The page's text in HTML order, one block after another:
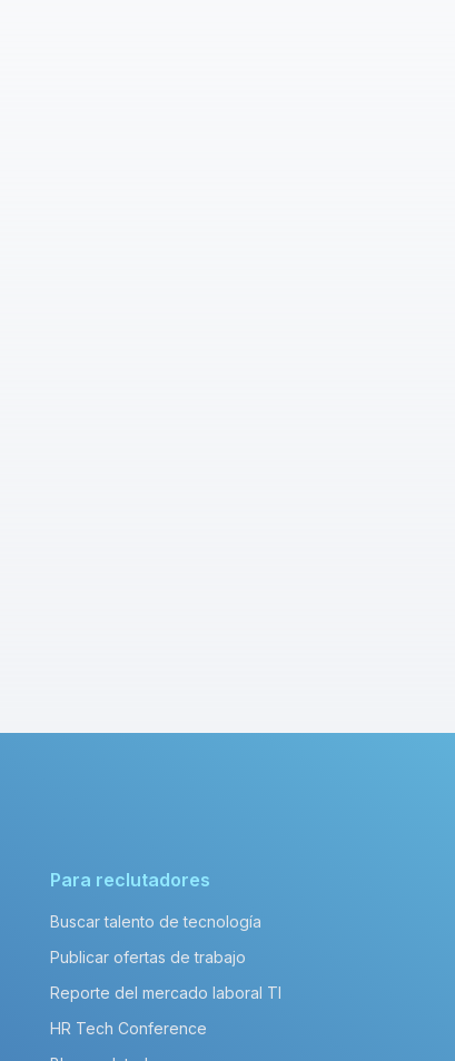
Para reclutadores
Buscar talento de tecnología
Publicar ofertas de trabajo
Reporte del mercado laboral TI
HR Tech Conference